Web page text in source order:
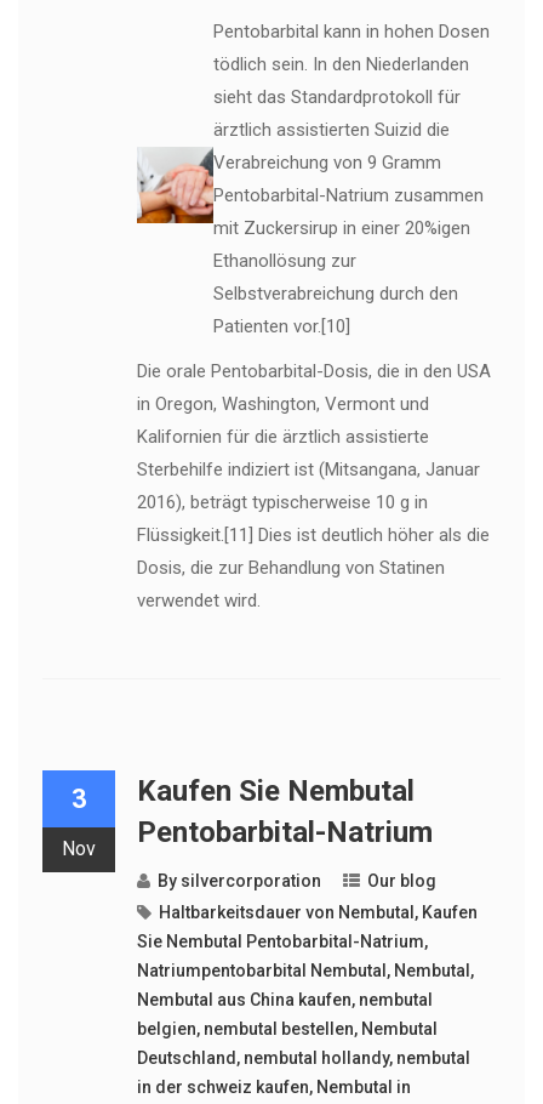
Pentobarbital kann in hohen Dosen
tödlich sein. In den Niederlanden
sieht das Standardprotokoll für
ärztlich assistierten Suizid die
Verabreichung von 9 Gramm
Pentobarbital-Natrium zusammen
mit Zuckersirup in einer 20%igen
Ethanollösung zur
Selbstverabreichung durch den
Patienten vor.[10]
Die orale Pentobarbital-Dosis, die in den USA
in Oregon, Washington, Vermont und
Kalifornien für die ärztlich assistierte
Sterbehilfe indiziert ist (Mitsangana, Januar
2016), beträgt typischerweise 10 g in
Flüssigkeit.[11] Dies ist deutlich höher als die
Dosis, die zur Behandlung von Statinen
verwendet wird.
3
Nov
Kaufen Sie Nembutal
Pentobarbital-Natrium
By silvercorporation
Our blog
Haltbarkeitsdauer von Nembutal , Kaufen
Sie Nembutal Pentobarbital-Natrium,
Natriumpentobarbital Nembutal , Nembutal ,
Nembutal aus China kaufen, nembutal
belgien, nembutal bestellen, Nembutal
Deutschland , nembutal hollandy, nembutal
in der schweiz kaufen, Nembutal in